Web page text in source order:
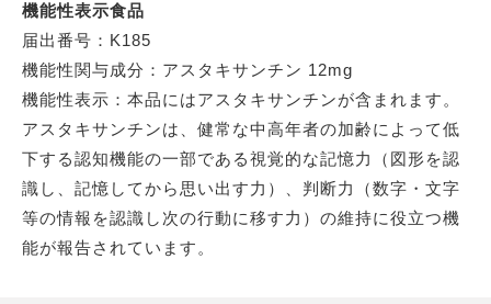
機能性表示食品
届出番号：K185
機能性関与成分：アスタキサンチン 12mg
機能性表示：本品にはアスタキサンチンが含まれます。
アスタキサンチンは、健常な中高年者の加齢によって低
下する認知機能の一部である視覚的な記憶力（図形を認
識し、記憶してから思い出す力）、判断力（数字・文字
等の情報を認識し次の行動に移す力）の維持に役立つ機
能が報告されています。